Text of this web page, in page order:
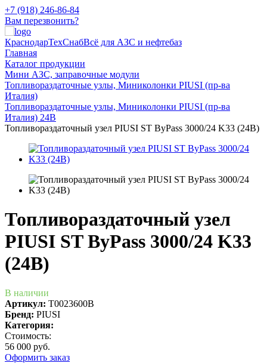
+7 (918) 246-86-84
Вам перезвонить?
КраснодарТехСнабВсё для АЗС и нефтебаз
Главная
Каталог продукции
Мини АЗС, заправочные модули
Топливораздаточные узлы, Миниколонки PIUSI (пр-ва
Италия)
Топливораздаточные узлы, Миниколонки PIUSI (пр-ва
Италия) 24В
Топливораздаточный узел PIUSI ST ByPass 3000/24 K33 (24В)
Топливораздаточный узел
PIUSI ST ByPass 3000/24 K33
(24В)
В наличии
Артикул: T0023600B
Бренд: PIUSI
Категория:
Стоимость:
56 000 руб.
Оформить заказ